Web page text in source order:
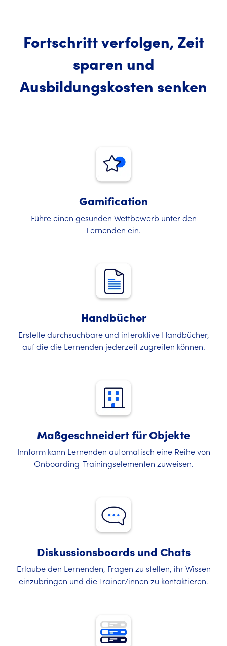
Fortschritt verfolgen, Zeit
sparen und
Ausbildungskosten senken
Gamification
Führe einen gesunden Wettbewerb unter den
Lernenden ein.
Handbücher
Erstelle durchsuchbare und interaktive Handbücher,
auf die die Lernenden jederzeit zugreifen können.
Maßgeschneidert für Objekte
Innform kann Lernenden automatisch eine Reihe von
Onboarding-Trainingselementen zuweisen.
Diskussionsboards und Chats
Erlaube den Lernenden, Fragen zu stellen, ihr Wissen
einzubringen und die Trainer/innen zu kontaktieren.